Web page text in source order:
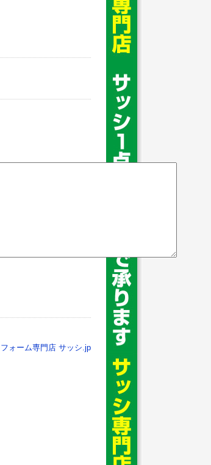
ォーム専門店 サッシ.jp